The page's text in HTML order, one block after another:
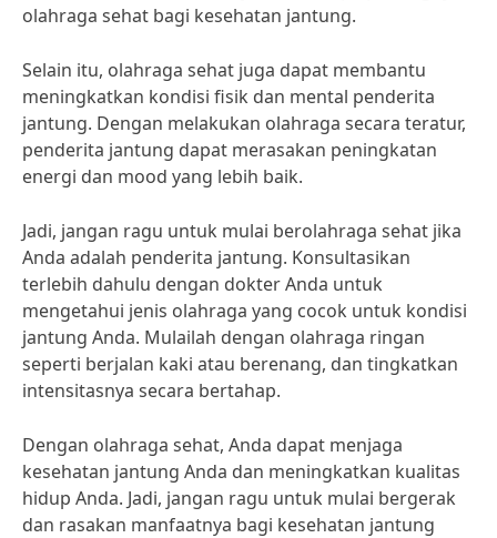
olahraga sehat bagi kesehatan jantung.
Selain itu, olahraga sehat juga dapat membantu
meningkatkan kondisi fisik dan mental penderita
jantung. Dengan melakukan olahraga secara teratur,
penderita jantung dapat merasakan peningkatan
energi dan mood yang lebih baik.
Jadi, jangan ragu untuk mulai berolahraga sehat jika
Anda adalah penderita jantung. Konsultasikan
terlebih dahulu dengan dokter Anda untuk
mengetahui jenis olahraga yang cocok untuk kondisi
jantung Anda. Mulailah dengan olahraga ringan
seperti berjalan kaki atau berenang, dan tingkatkan
intensitasnya secara bertahap.
Dengan olahraga sehat, Anda dapat menjaga
kesehatan jantung Anda dan meningkatkan kualitas
hidup Anda. Jadi, jangan ragu untuk mulai bergerak
dan rasakan manfaatnya bagi kesehatan jantung